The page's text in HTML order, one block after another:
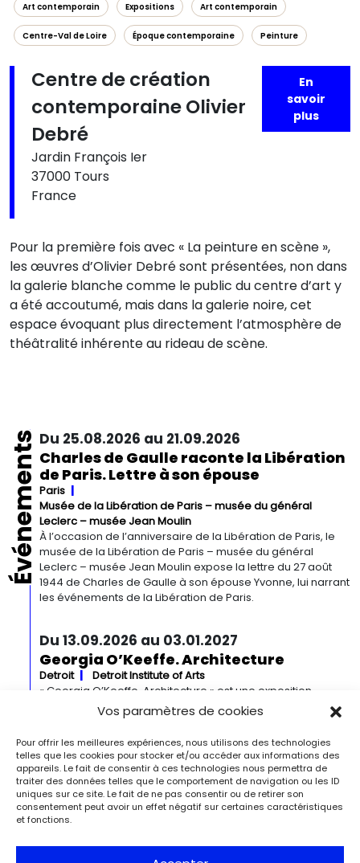
Vos paramètres de cookies
Pour offrir les meilleures expériences, nous utilisons des technologies
telles que les cookies pour stocker et/ou accéder aux informations des
appareils. Le fait de consentir à ces technologies nous permettra de
traiter des données telles que le comportement de navigation ou les ID
uniques sur ce site. Le fait de ne pas consentir ou de retirer son
consentement peut avoir un effet négatif sur certaines caractéristiques
et fonctions.
Art contemporain Expositions Art contemporain
Centre-Val de Loire Époque contemporaine Peinture
Centre de création
contemporaine Olivier
Debré
Jardin François Ier
37000 Tours
France
En
savoir
plus
Pour la première fois avec « La peinture en scène »,
les œuvres d’Olivier Debré sont présentées, non dans
la galerie blanche comme le public du centre d’art y
a été accoutumé, mais dans la galerie noire, cet
espace évoquant plus directement l’atmosphère de
théâtralité inhérente au rideau de scène.
ÉvénementsDu 25.08.2026 au 21.09.2026
Charles de Gaulle raconte la Libération
de Paris. Lettre à son épouse
Paris
Musée de la Libération de Paris – musée du général
Leclerc – musée Jean Moulin
À l’occasion de l’anniversaire de la Libération de Paris, le
musée de la Libération de Paris – musée du général
Leclerc – musée Jean Moulin expose la lettre du 27 août
1944 de Charles de Gaulle à son épouse Yvonne, lui narrant
les événements de la Libération de Paris.
Du 13.09.2026 au 03.01.2027
Georgia O’Keeffe. Architecture
Detroit
Detroit Institute of Arts
« Georgia O’Keeffe. Architecture » est une exposition
novatrice qui présente environ 35 peintures architecturales
réalisées entre les années 1920 et 1960. Pionnière de l’art
moderne, O’Keeffe a célébré la beauté et la complexité
des environnements bâtis qu’elle a habités à travers ces
œuvres remarquables. Tout au long de sa longue carrière,
l’artiste a puisé son inspiration dans […]
Du 27.11.2026 au 04.04.2027
Bizarre ! L’histoire de l’art du mot le